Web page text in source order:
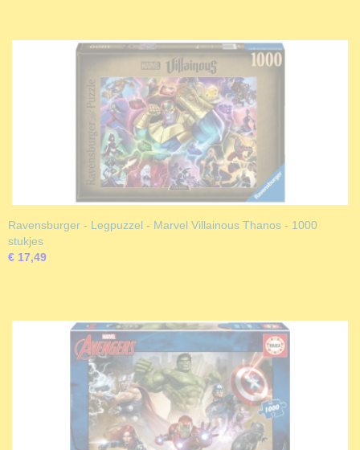
Ravensburger - Legpuzzel - Marvel Villainous Thanos - 1000
stukjes
€ 17,49